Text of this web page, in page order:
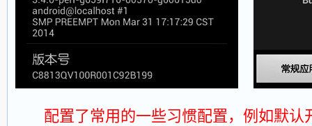
配置了常用的一些习惯配置，例如默认